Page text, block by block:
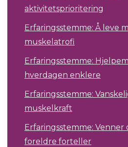
aktivitetsprioritering
Erfaringsstemme: Å leve
muskelatrofi
Erfaringsstemme:
hverdagen enklere
Erfaringsstemme:
muskelkraft
Erfaringsstemme: Venner
foreldre forteller